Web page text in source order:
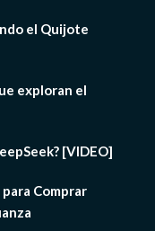
el Quijote
exploran el
[VIDEO]
Comprar